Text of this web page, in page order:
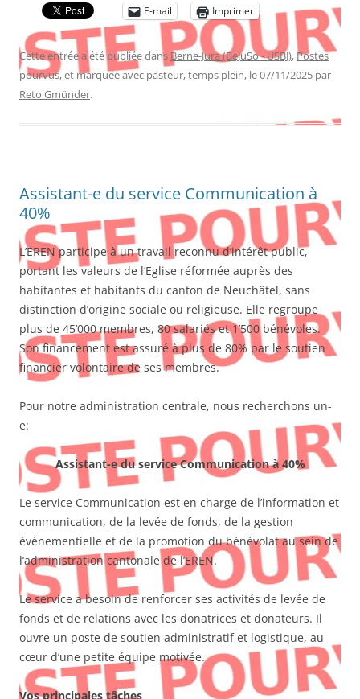
E-mail
Imprimer
Cette entrée a été publiée dans Berne-Jura (BeJuSo - USBJ), Postes
pourvus, et marquée avec pasteur,temps plein, le07/11/2025 par
Reto Gmünder.
Assistant-e du service Communication à
40%
L’EREN participe à un travail reconnu d’intérêt public,
portant les valeurs de l’Eglise réformée auprès des
habitantes et habitants du canton de Neuchâtel, sans
distinction d’origine sociale ou religieuse. Elle regroupe
plus de 45’000 membres, 80 salariés et 1’500 bénévoles.
Son financement est assuré à plus de 80% par le soutien
financier volontaire de ses membres.
Pour notre administration centrale, nous recherchons un-
e:
Assistant-e du service Communication à 40%
Le service Communication est en charge de l’information et
communication, de la levée de fonds, de la gestion
événementielle et de la promotion du bénévolat au sein de
l’administration cantonale de l’EREN.
Le service a besoin de renforcer ses activités de levée de
fonds et de relations avec les donatrices et donateurs. Il
ouvre un poste de soutien administratif et logistique, au
cœur d’une petite équipe motivée.
Vos principales tâches